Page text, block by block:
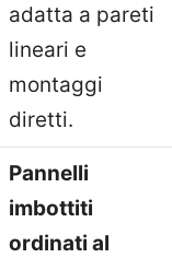
adatta a pareti
lineari e
montaggi
diretti.
Pannelli
imbottiti
ordinati al